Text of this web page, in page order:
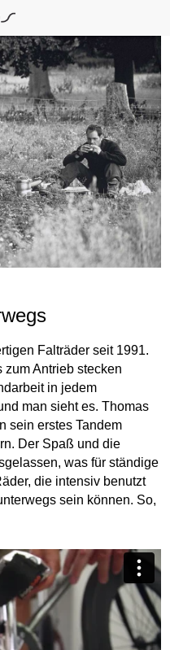
Falträder seit 1991.
Antrieb stecken
in jedem
man sieht es. Thomas
sein erstes Tandem
Der Spaß und die
was für ständige
die intensiv benutzt
sein können. So,